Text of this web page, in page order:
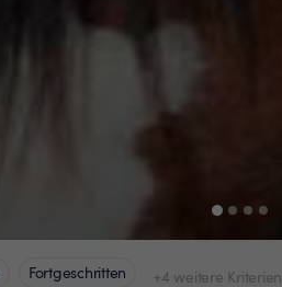
Fortgeschritten +4 weitere Kriterien